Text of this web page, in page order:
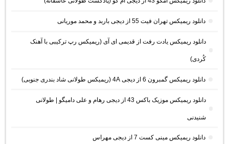
دانلود ریمیکس تهران فیت 55 از دیجی باربد و محمد موریانی
دانلود ریمیکس یادت رفت از قدیمی ای آی (ریمیکس رپ ترکیبی با آهنک
کُردی)
دانلود ریمیکس گمبرون 6 از دیجی 4A (ریمیکس طولانی شاد بندری جنوبی)
دانلود ریمیکس موزیک باکس 43 از دیجی رهام و علی دامیگو | طولانی
شنیدنی
دانلود ریمیکس مینی کست 7 از دیجی مهراس